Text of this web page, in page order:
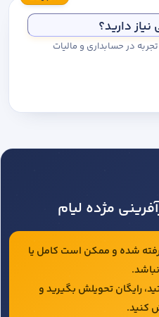
دارید؟
— بیش از ۲۵ سال تجربه در حسابداری و مالیات
مژده لیام
شده و ممکن است کامل یا
رایگان تحویلش بگیرید و
کنید.